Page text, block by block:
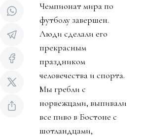
Чемпионат мира по
футболу завершен.
Люди сделали его
прекрасным
праздником
человечества и спорта.
Мы гребли с
норвежцами, выпивали
все пиво в Бостоне с
шотландцами,